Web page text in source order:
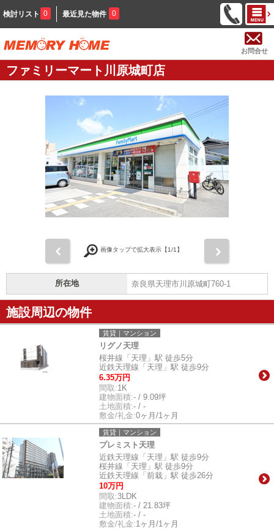
検討リスト 0 最近見た物件 0
お問合せ
ファミリーマート川原城町店
画像タップで拡大表示【1/1】
所在地 奈良県天理市川原城町760-1
施設周辺の物件
賃貸｜マンション
リグノ天理
桜井線「天理」駅 徒歩5分
近鉄天理線「天理」駅 徒歩9分
6.35万円
間取:1K
建物面積:- / 9.09坪
土地面積:- / -
敷金/礼金:0ヶ月/1ヶ月
賃貸｜マンション
プレミスト天理
近鉄天理線「天理」駅 徒歩9分
桜井線「天理」駅 徒歩9分
近鉄天理線「前栽」駅 徒歩26分
10万円
間取:3LDK
建物面積:- / 21.83坪
土地面積:- / -
敷金/礼金:1ヶ月/1ヶ月